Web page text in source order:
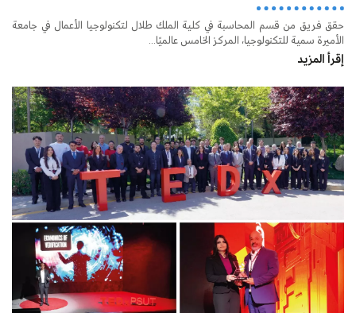
حقق فريق من قسم المحاسبة في كلية الملك طلال لتكنولوجيا الأعمال في جامعة
الأميرة سمية للتكنولوجيا، المركز الخامس عالميًا...
إقرأ المزيد